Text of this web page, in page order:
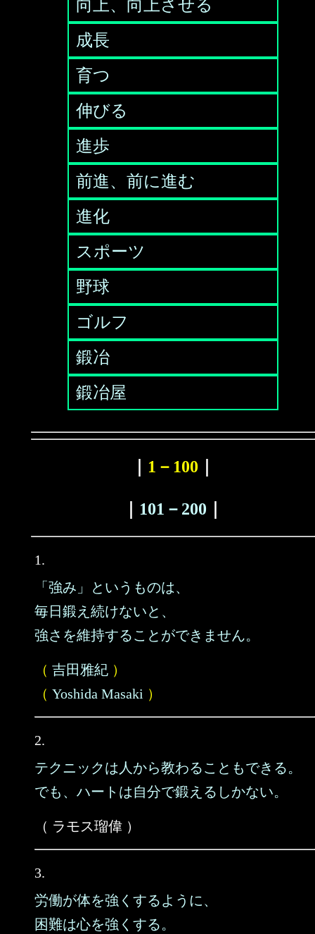
向上、向上させる
成長
育つ
伸びる
進歩
前進、前に進む
進化
スポーツ
野球
ゴルフ
鍛冶
鍛冶屋
1－100
101－200
1.
「強み」というものは、
毎日鍛え続けないと、
強さを維持することができません。
（ 吉田雅紀 ）
（ Yoshida Masaki ）
2.
テクニックは人から教わることもできる。
でも、ハートは自分で鍛えるしかない。
（ ラモス瑠偉 ）
3.
労働が体を強くするように、
困難は心を強くする。